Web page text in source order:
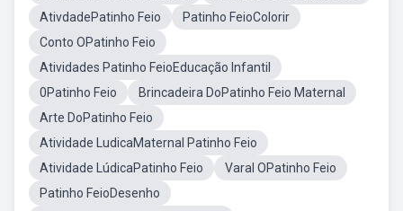
AtivdadePatinho Feio
Patinho FeioColorir
Conto OPatinho Feio
Atividades Patinho FeioEducação Infantil
0Patinho Feio
Brincadeira DoPatinho Feio Maternal
Arte DoPatinho Feio
Atividade LudicaMaternal Patinho Feio
Atividade LúdicaPatinho Feio
Varal OPatinho Feio
Patinho FeioDesenho